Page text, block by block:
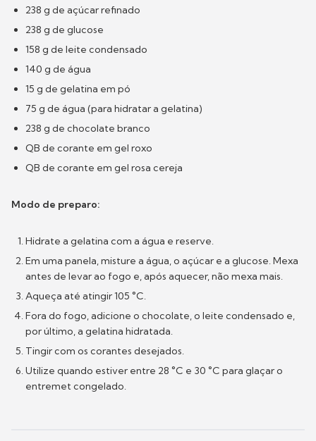
238 g de açúcar refinado
238 g de glucose
158 g de leite condensado
140 g de água
15 g de gelatina em pó
75 g de água (para hidratar a gelatina)
238 g de chocolate branco
QB de corante em gel roxo
QB de corante em gel rosa cereja
Modo de preparo:
Hidrate a gelatina com a água e reserve.
Em uma panela, misture a água, o açúcar e a glucose. Mexa
antes de levar ao fogo e, após aquecer, não mexa mais.
Aqueça até atingir 105 °C.
Fora do fogo, adicione o chocolate, o leite condensado e,
por último, a gelatina hidratada.
Tingir com os corantes desejados.
Utilize quando estiver entre 28 °C e 30 °C para glaçar o
entremet congelado.